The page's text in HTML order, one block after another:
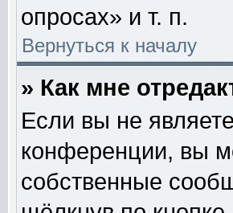
опросах» и т. п.
Вернуться к началу
» Как мне
Если вы не
конференции, вы
собственные